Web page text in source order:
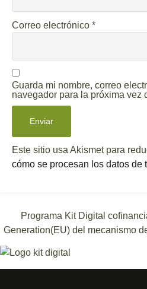
Correo electrónico *
Guarda mi nombre, correo
navegador para la próxima vez
Este sitio usa Akismet para
cómo se procesan los datos de
Programa Kit Digital
Generation(EU) del mecanismo